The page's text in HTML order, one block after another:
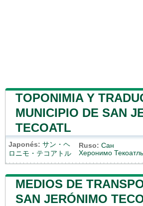
TOPONIMIA Y
MUNICIPIO DE SAN
TECOATL
Japonés: サン・ヘ
ロニモ・テコアトル
Ruso: Сан
Херонимо Текоатль
MEDIOS DE
SAN JERÓNIMO